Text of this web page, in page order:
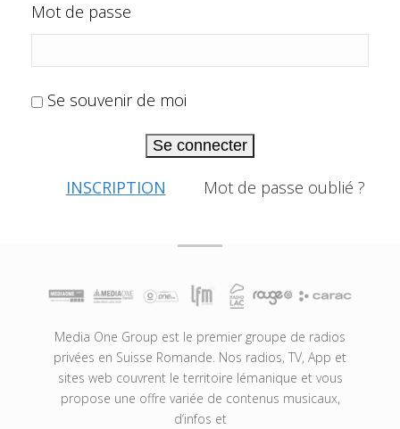
Mot de passe
Se souvenir de moi
Se connecter
INSCRIPTION Mot de passe oublié ?
Media One Group est le premier groupe de radios
privées en Suisse Romande. Nos radios, TV, App et
sites web couvrent le territoire lémanique et vous
propose une offre variée de contenus musicaux,
d’infos et